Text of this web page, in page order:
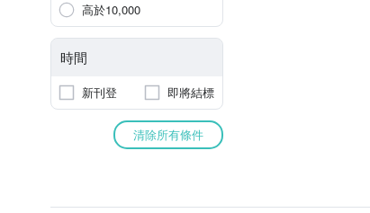
高於10,000
時間
新刊登 即將結標
清除所有條件